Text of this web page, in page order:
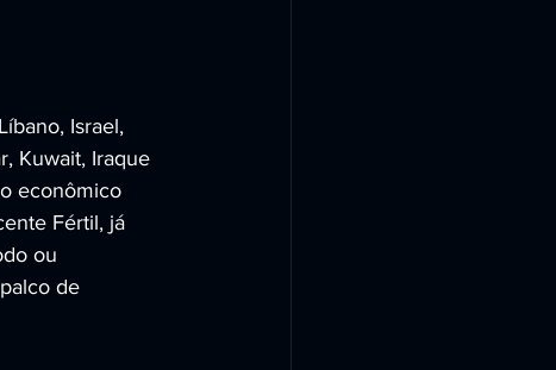
Israel,
Kuwait, Iraque
econômico
Fértil, já
ou
de